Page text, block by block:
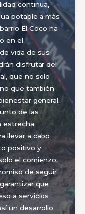
continua,
potable a más
El Codo ha
en el
vida de sus
disfrutar del
que no solo
que también
general.
de las
estrecha
llevar a cabo
positivo y
el comienzo;
de seguir
que
a servicios
un desarrollo